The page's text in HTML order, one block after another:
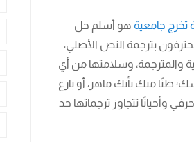
جامعية هو أسلم حل
بترجمة النص الأصلي،
والمترجمة، وسلامتها من أي
ظنًا منك بأنك ماهر، أو بارع
وأحيانًا تتجاوز ترجماتها حد